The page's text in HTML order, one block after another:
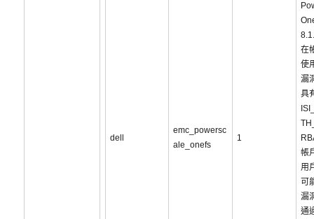
dell
emc_powersc
ale_onefs
1
在
使
漏
具
帳
用
可
漏
通